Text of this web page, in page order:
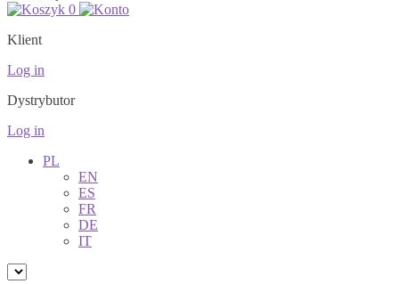
0
Klient
Log in
Dystrybutor
Log in
PL
EN
ES
FR
DE
IT